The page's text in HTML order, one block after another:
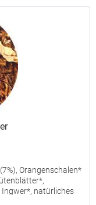
Orangenschalen*
natürliches